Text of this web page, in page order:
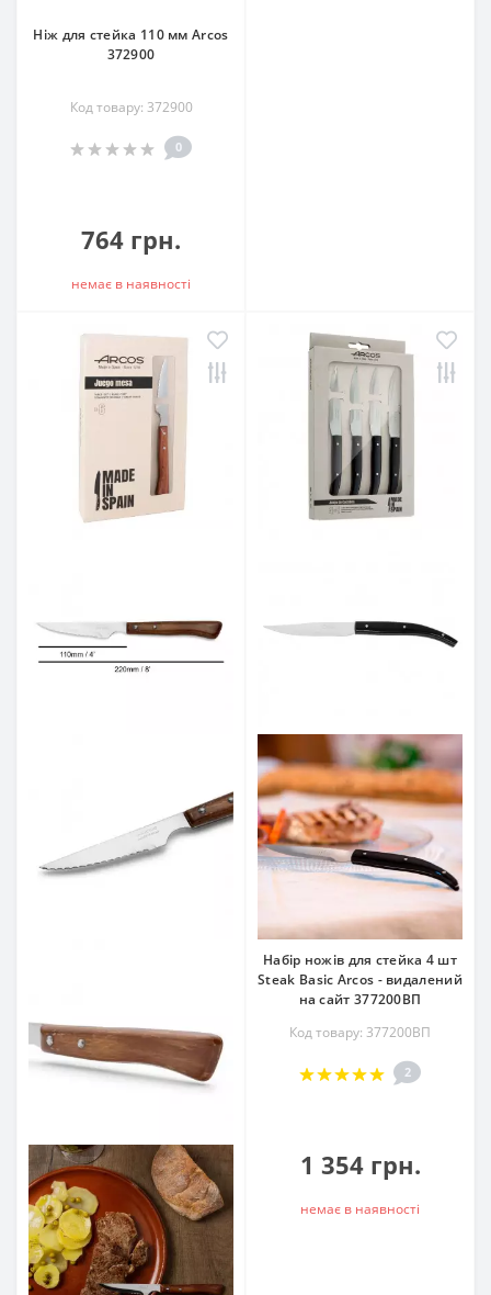
Ніж для стейка 110 мм Arcos
372900
Код товару: 372900
0
764 грн.
немає в наявностi
Набір ножів для стейка 4 шт
Steak Basic Arcos - видалений
на сайт 377200ВП
Код товару: 377200ВП
2
1 354 грн.
немає в наявностi